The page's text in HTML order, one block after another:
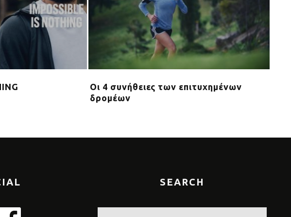
Οι 4 συνήθειες των επιτυχημένων
δρομέων
SEARCH